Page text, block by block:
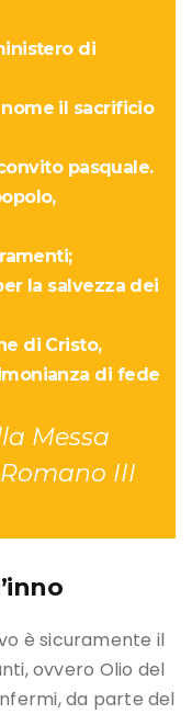
di
il sacrificio
pasquale.
la salvezza dei
di Cristo,
di fede
Messa
III
è sicuramente il
ovvero Olio del
da parte del